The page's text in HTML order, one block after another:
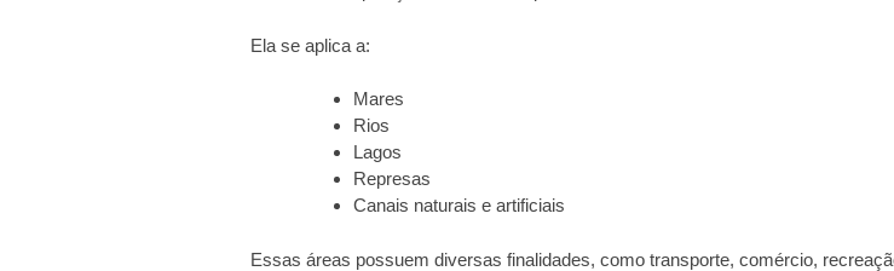
Ela se aplica a:
Mares
Rios
Lagos
Represas
Canais naturais e artificiais
Essas áreas possuem diversas finalidades, como transporte, comércio,